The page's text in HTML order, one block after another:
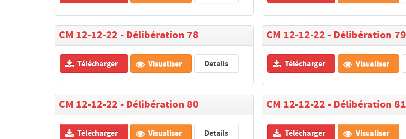
CM 12-12-22 - Délibération 78
Télécharger Visualiser Details
CM 12-12-22 - Délibération 79
Télécharger Visualiser
CM 12-12-22 - Délibération 80
Télécharger Visualiser Details
CM 12-12-22 - Délibération 81
Télécharger Visualiser